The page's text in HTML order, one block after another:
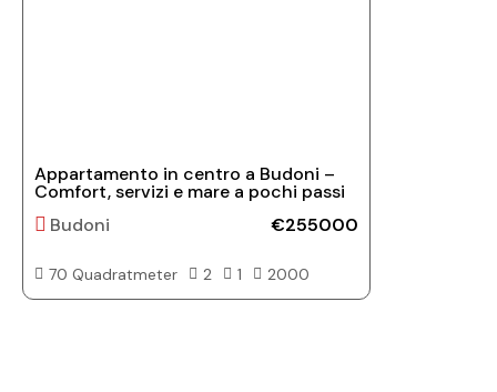
Appartamento in centro a Budoni –
Comfort, servizi e mare a pochi passi
Budoni
€255000
70 Quadratmeter 2 1 2000